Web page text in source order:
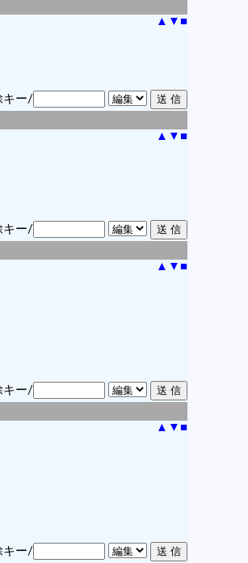
▲ ▼ ■
キー/
▲ ▼ ■
キー/
▲ ▼ ■
キー/
▲ ▼ ■
キー/